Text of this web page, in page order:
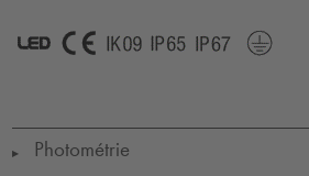
▶ Photométrie